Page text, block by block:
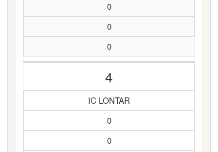
0
0
0
4
IC LONTAR
0
0